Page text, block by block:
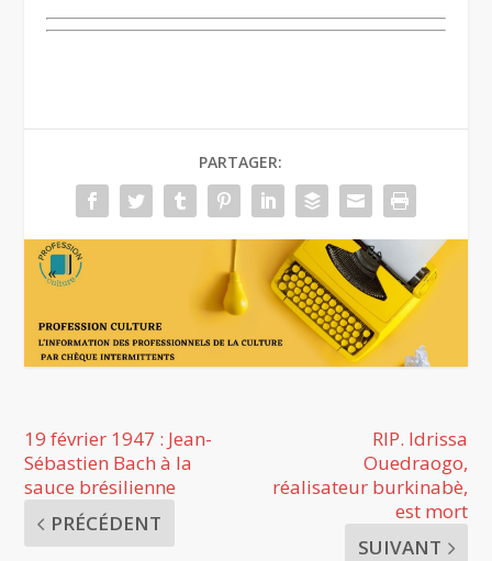
PARTAGER:
19 février 1947 : Jean-
Sébastien Bach à la
sauce brésilienne
PRÉCÉDENT
RIP. Idrissa
Ouedraogo,
réalisateur burkinabè,
est mort
SUIVANT